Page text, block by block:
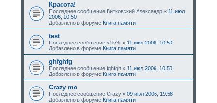
Красота!
Последнее сообщение Витковский Александр« 11 июл
2006, 10:50
Добавлено в форуме Книга памяти
test
Последнее сообщение s1lv3r« 11 июл 2006, 10:50
Добавлено в форуме Книга памяти
ghfghfg
Последнее сообщение fghfgh« 11 июл 2006, 10:50
Добавлено в форуме Книга памяти
Crazy me
Последнее сообщение Crazy« 09 июл 2006, 19:58
Добавлено в форуме Книга памяти